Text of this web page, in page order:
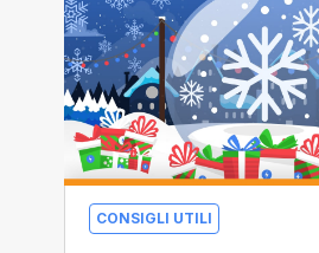
CONSIGLI UTILI